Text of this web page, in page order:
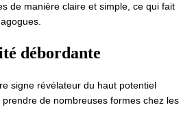
de manière claire et simple, ce qui fait
débordante
signe révélateur du haut potentiel
de nombreuses formes chez les